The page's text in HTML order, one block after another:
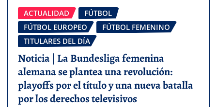
ACTUALIDAD
FÚTBOL
FÚTBOL EUROPEO
FÚTBOL FEMENINO
TITULARES DEL DÍA
Noticia | La Bundesliga femenina
alemana se plantea una revolución:
playoffs por el título y una nueva batalla
por los derechos televisivos